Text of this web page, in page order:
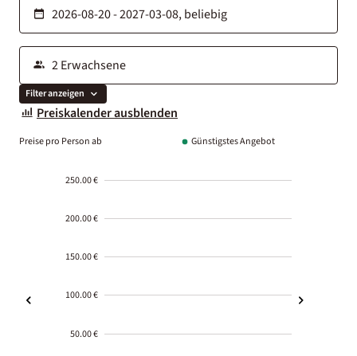
Filter anzeigen
Preiskalender ausblenden
Preise pro Person ab Günstigstes Angebot
250.00 €
200.00 €
150.00 €
100.00 €
50.00 €